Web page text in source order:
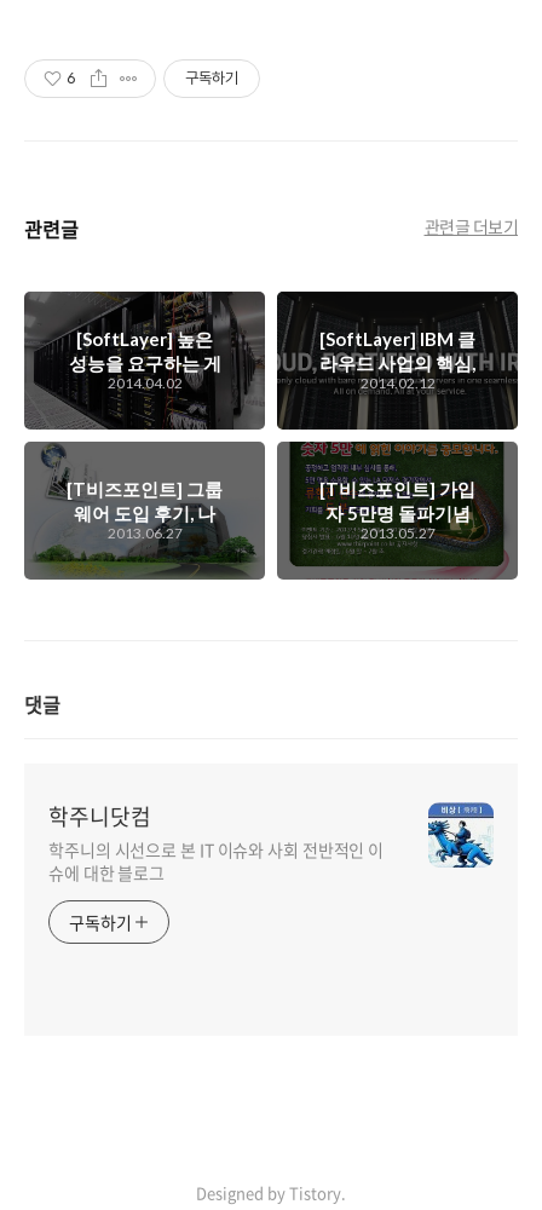
6 구독하기
관련글 관련글 더보기
[SoftLayer] 높은
성능을 요구하는 게
임산업, 왜 클라우드
서버가 유용한지?
그리고 이 시장에서
은?
2014.04.02
[SoftLayer] IBM 클
라우드 사업의 핵심,
SoftLayer에 대해
2014.02.12
[T비즈포인트] 그룹
웨어 도입 후기, 나
노시스템
2013.06.27
[T비즈포인트] 가입
자 5만명 돌파기념
이벤트 - 류현진 경
기를 보러 가자..
2013.05.27
댓글
학주니닷컴
학주니의 시선으로 본 IT 이슈와 사회 전반적인 이
슈에 대한 블로그
구독하기
Designed by Tistory.